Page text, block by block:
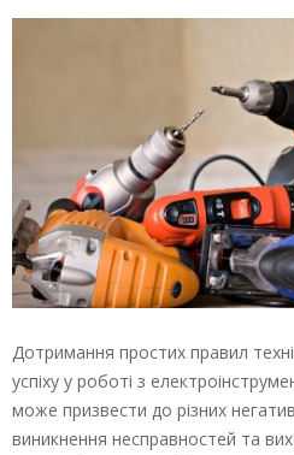
Дотримання простих правил
успіху у роботі з
може призвести до різних
виникнення несправностей та